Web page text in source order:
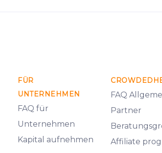
FÜR
UNTERNEHMEN
FAQ für
Unternehmen
Kapital aufnehmen
FAQ
Partner
Affiliate